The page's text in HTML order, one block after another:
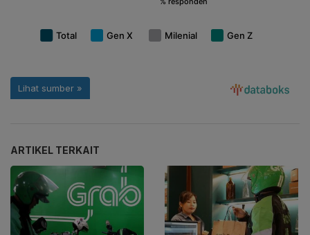
ARTIKEL TERKAIT